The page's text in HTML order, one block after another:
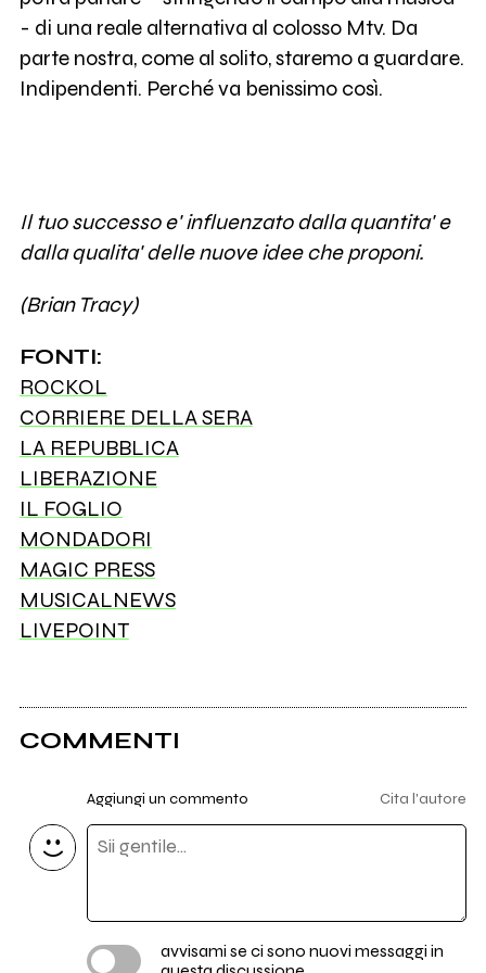
- di una reale alternativa al colosso Mtv. Da
parte nostra, come al solito, staremo a guardare.
Indipendenti. Perché va benissimo così.
Il tuo successo e' influenzato dalla quantita' e
dalla qualita' delle nuove idee che proponi.
(Brian Tracy)
FONTI:
ROCKOL
CORRIERE DELLA SERA
LA REPUBBLICA
LIBERAZIONE
IL FOGLIO
MONDADORI
MAGIC PRESS
MUSICALNEWS
LIVEPOINT
COMMENTI
Aggiungi un commento Cita l'autore
avvisami se ci sono nuovi messaggi in